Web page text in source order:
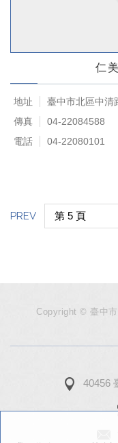
仁
地址
臺中市北區中清
傳真
04-22084588
電話
04-22080101
PREV
Copyright © 臺中
40456